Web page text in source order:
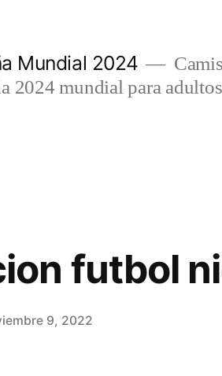
Mundial 2024
2024 mundial para
futbol
9, 2022